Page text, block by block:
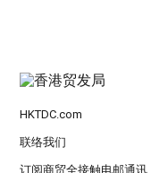
HKTDC.com
联络我们
订阅商贸全接触电邮通讯